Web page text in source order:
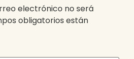
electrónico no será
obligatorios están